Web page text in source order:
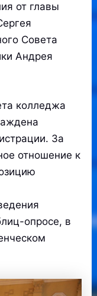
от главы
Совета
Андрея
колледжа
За
отношение к
опросе, в